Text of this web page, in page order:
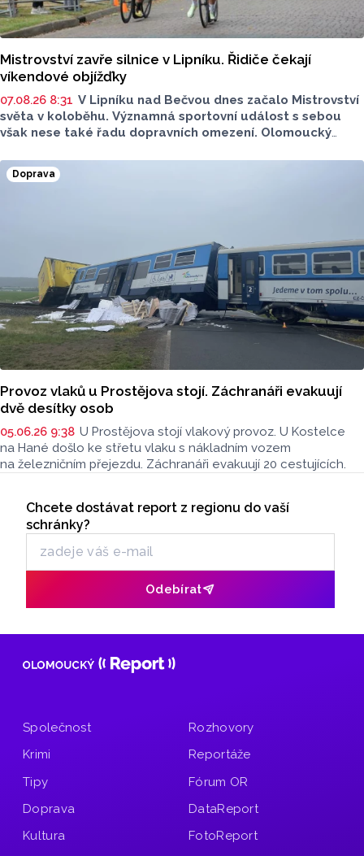
Mistrovství zavře silnice v Lipníku. Řidiče čekají
víkendové objížďky
07.08.26 8:31 V Lipníku nad Bečvou dnes začalo Mistrovství
světa v koloběhu. Významná sportovní událost s sebou
však nese také řadu dopravních omezení. Olomoucký
si dát pozor?
Doprava
Provoz vlaků u Prostějova stojí. Záchranáři evakuují
dvě desítky osob
05.06.26 9:38 U Prostějova stojí vlakový provoz. U Kostelce
na Hané došlo ke střetu vlaku s nákladním vozem
na železničním přejezdu. Záchranáři evakuují 20 cestujících.
Odběr newsletteru
Chcete dostávat report z regionu do vaší
schránky?
Odebírat
Společnost
Krimi
Tipy
Doprava
Kultura
Rozhovory
Reportáže
Fórum OR
DataReport
FotoReport